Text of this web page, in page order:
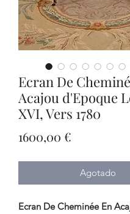
Ecran De
Acajou d'Epoque
XVI, Vers 1780
1600,00 €
Agotado
Ecran De Cheminée En